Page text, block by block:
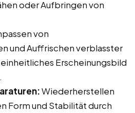
oder Aufbringen von
von
und Auffrischen verblasster
Erscheinungsbild
Wiederherstellen
Form und Stabilität durch